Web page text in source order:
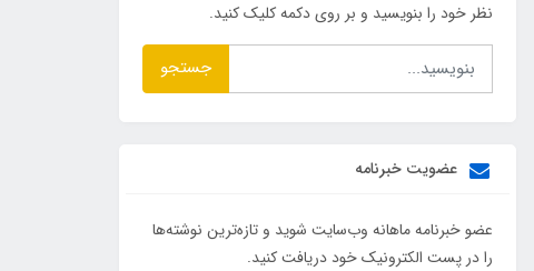
نظر خود را بنویسید و بر روی دکمه کلیک کنید.
جستجو
عضویت خبرنامه
عضو خبرنامه ماهانه وب‌سایت شوید و تازه‌ترین نوشته‌ها
را در پست الکترونیک خود دریافت کنید.